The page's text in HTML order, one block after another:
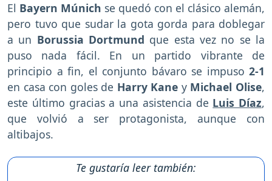
El Bayern Múnich se quedó con el clásico alemán,
pero tuvo que sudar la gota gorda para doblegar
a un Borussia Dortmund que esta vez no se la
puso nada fácil. En un partido vibrante de
principio a fin, el conjunto bávaro se impuso 2-1
en casa con goles de Harry Kane y Michael Olise,
este último gracias a una asistencia de Luis Díaz,
que volvió a ser protagonista, aunque con
altibajos.
Te gustaría leer también: